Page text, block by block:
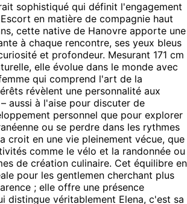
sophistiqué qui définit l'engagement
en matière de compagnie haut
cette native de Hanovre apporte une
à chaque rencontre, ses yeux bleus
et profondeur. Mesurant 171 cm
elle évolue dans le monde avec
qui comprend l'art de la
révèlent une personnalité aux
aussi à l'aise pour discuter de
personnel que pour explorer
ou se perdre dans les rythmes
croit en une vie pleinement vécue, que
comme le vélo et la randonnée ou
de création culinaire. Cet équilibre en
pour les gentlemen cherchant plus
; elle offre une présence
distingue véritablement Elena, c'est sa